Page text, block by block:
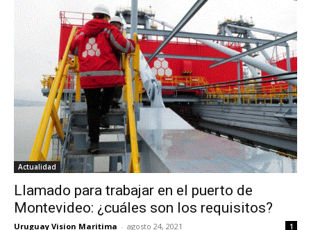
Actualidad
Llamado para trabajar en el puerto de
Montevideo: ¿cuáles son los requisitos?
Uruguay Vision Maritima - agosto 24, 2021 1